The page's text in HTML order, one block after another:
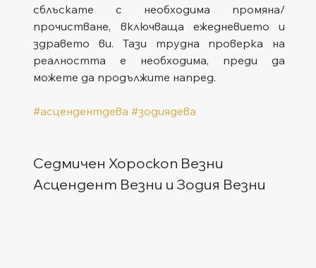
сблъскате с необходима промяна/
прочистване, включваща ежедневието и
здравето ви. Тази трудна проверка на
реалността е необходима, преди да
можете да продължите напред.
#асцендентдева #зодиядева
Седмичен Хороскоп Везни
Асцендент Везни и Зодия Везни